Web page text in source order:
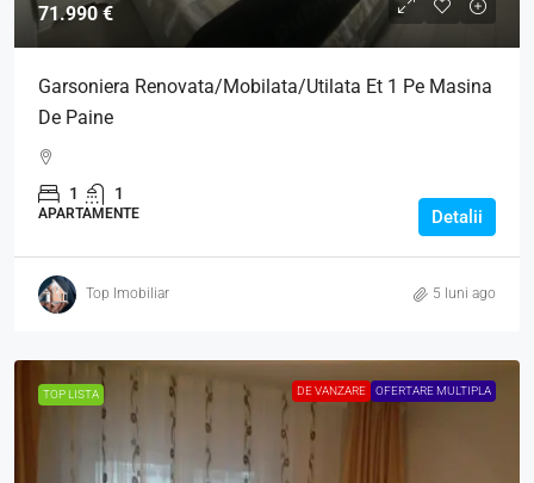
71.990 €
Garsoniera Renovata/Mobilata/Utilata Et 1 Pe Masina
De Paine
1 1
APARTAMENTE Detalii
Top Imobiliar 5 luni ago
TOP LISTA DE VANZARE OFERTARE MULTIPLA